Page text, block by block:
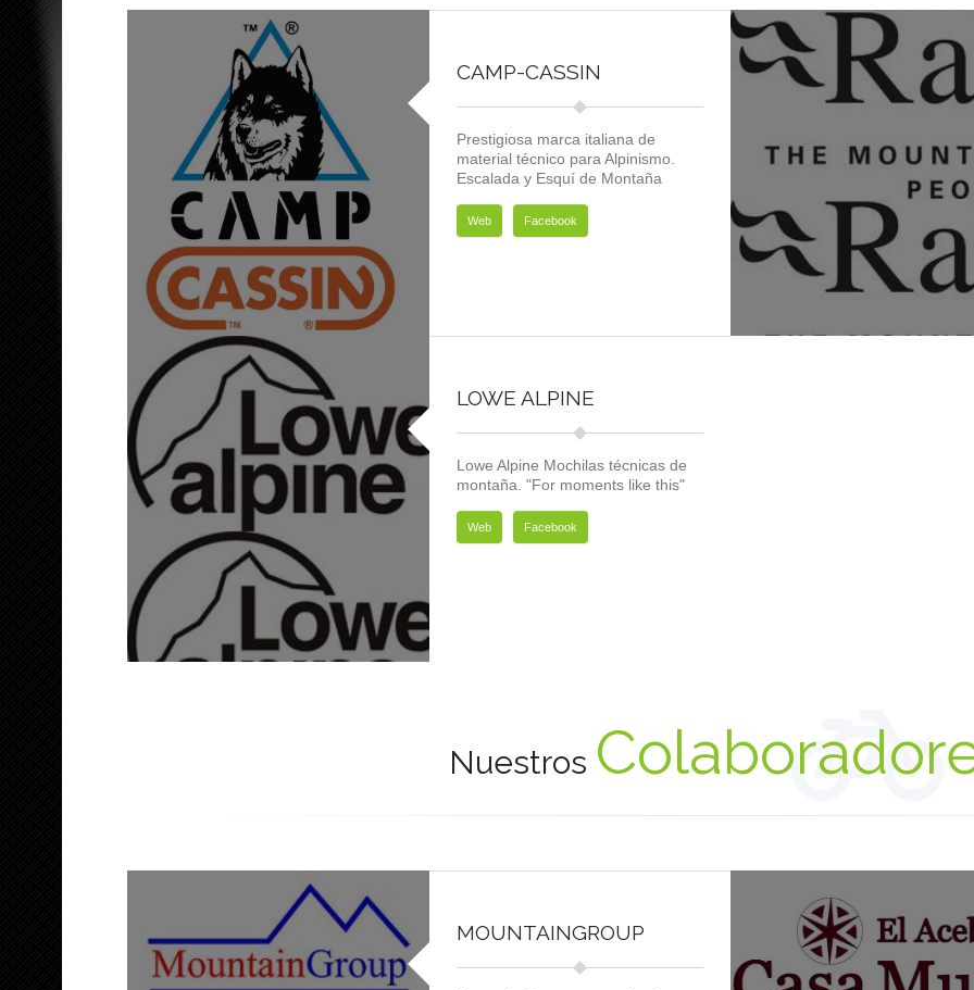
CAMP-CASSIN
Prestigiosa marca italiana de
material técnico para Alpinismo.
Escalada y Esquí de Montaña
Web Facebook
LOWE ALPINE
Lowe Alpine Mochilas técnicas de
montaña. "For moments like this"
Web Facebook
Nuestros
MOUNTAINGROUP